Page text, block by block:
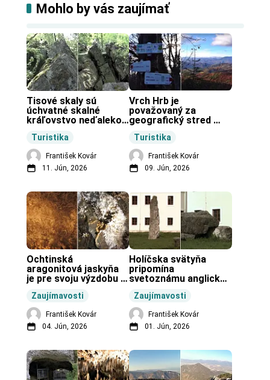
Mohlo by vás zaujímať
Turistika
Tisové skaly sú
úchvatné skalné
kráľovstvo neďaleko
František Kovár
11. Jún, 2026
Turistika
Vrch Hrb je
považovaný za
geografický stred
František Kovár
09. Jún, 2026
Zaujímavosti
Ochtinská
aragonitová jaskyňa
je pre svoju výzdobu
vo svete.
František Kovár
04. Jún, 2026
Zaujímavosti
Holíčska svätyňa
pripomína
svetoznámu anglickú
František Kovár
01. Jún, 2026